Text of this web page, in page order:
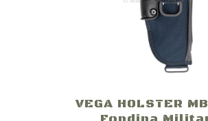
VEGA HOLSTER